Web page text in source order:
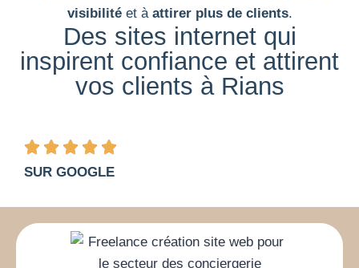
visibilitéet à attirer plus de clients.
Des sites internet qui
inspirent confiance et attirent
vos clients à Rians
SUR GOOGLE